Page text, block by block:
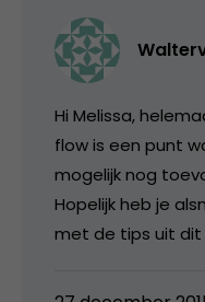
Hi Melissa,
flow is een punt
mogelijk nog
Hopelijk heb je
met de tips uit dit